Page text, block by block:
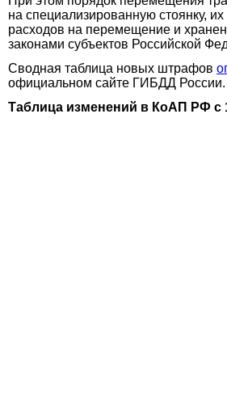
на специализированную стоянку,
расходов на перемещение и
законами субъектов Российской
Сводная таблица новых штрафов
официальном сайте ГИБДД России.
Таблица изменений в КоАП РФ с